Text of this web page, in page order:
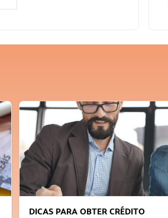
DICAS PARA OBTER CRÉDITO